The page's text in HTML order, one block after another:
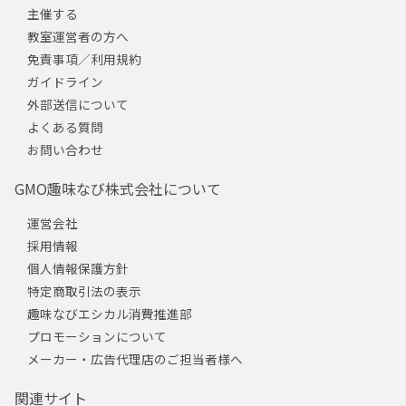
主催する
教室運営者の方へ
免責事項／利用規約
ガイドライン
外部送信について
よくある質問
お問い合わせ
GMO趣味なび株式会社について
運営会社
採用情報
個人情報保護方針
特定商取引法の表示
趣味なびエシカル消費推進部
プロモーションについて
メーカー・広告代理店のご担当者様へ
関連サイト